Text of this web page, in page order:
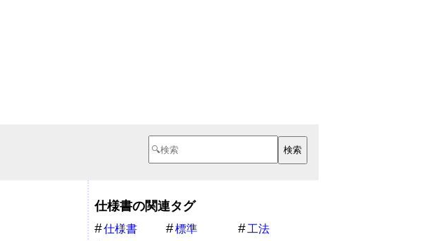
仕様書の関連タグ
仕様書 標準
工法